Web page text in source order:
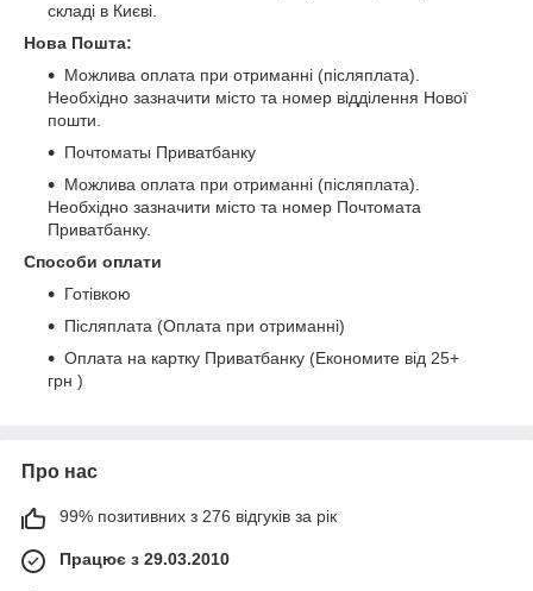
складі в Києві.
Нова Пошта:
Можлива оплата при отриманні (післяплата).
Необхідно зазначити місто та номер відділення Нової
пошти.
Почтоматы Приватбанку
Можлива оплата при отриманні (післяплата).
Необхідно зазначити місто та номер Почтомата
Приватбанку.
Способи оплати
Готівкою
Післяплата (Оплата при отриманні)
Оплата на картку Приватбанку (Економите від 25+
грн )
Про нас
99% позитивних з 276 відгуків за рік
Працює з 29.03.2010